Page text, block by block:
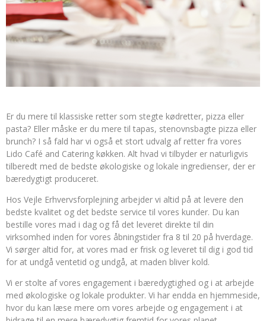
Er du mere til klassiske retter som stegte kødretter, pizza eller
pasta? Eller måske er du mere til tapas, stenovnsbagte pizza eller
brunch? I så fald har vi også et stort udvalg af retter fra vores
Lido Café and Catering køkken. Alt hvad vi tilbyder er naturligvis
tilberedt med de bedste økologiske og lokale ingredienser, der er
bæredygtigt produceret.
Hos Vejle Erhvervsforplejning arbejder vi altid på at levere den
bedste kvalitet og det bedste service til vores kunder. Du kan
bestille vores mad i dag og få det leveret direkte til din
virksomhed inden for vores åbningstider fra 8 til 20 på hverdage.
Vi sørger altid for, at vores mad er frisk og leveret til dig i god tid
for at undgå ventetid og undgå, at maden bliver kold.
Vi er stolte af vores engagement i bæredygtighed og i at arbejde
med økologiske og lokale produkter. Vi har endda en hjemmeside,
hvor du kan læse mere om vores arbejde og engagement i at